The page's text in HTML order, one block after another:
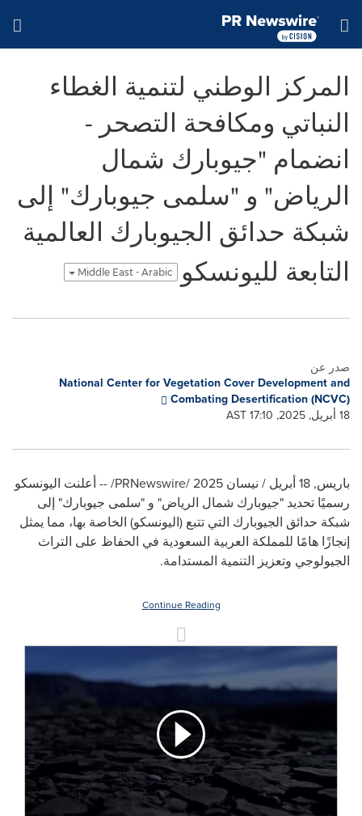
المركز الوطني لتنمية الغطاء
النباتي ومكافحة التصحر -
انضمام "جيوبارك شمال
الرياض" و "سلمى جيوبارك" إلى
شبكة حدائق الجيوبارك العالمية
التابعة لليونسكو
Middle East - Arabic
صدر عن
National Center for Vegetation Cover Development and
Combating Desertification (NCVC)
18 أبريل, 2025, 17:10 AST
باريس, 18 أبريل / نيسان 2025 /PRNewswire/ --
أعلنت اليونسكو
رسميًا تحديد "جيوبارك شمال الرياض" و "سلمى جيوبارك" إلى
شبكة حدائق الجيوبارك التي تتبع (اليونسكو) الخاصة بها، مما يمثل
إنجازًا هامًا للمملكة العربية السعودية في الحفاظ على التراث
الجيولوجي وتعزيز التنمية المستدامة.
Continue Reading